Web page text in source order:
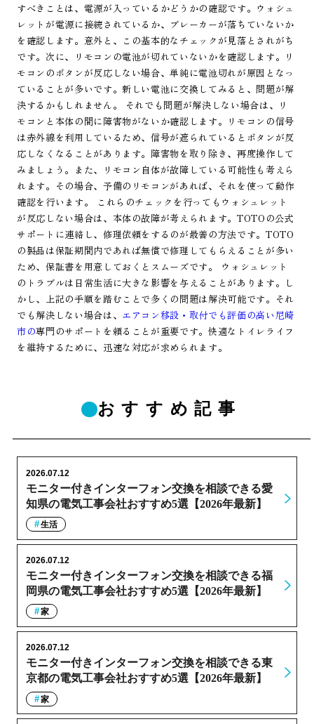
すべきことは、電源が入っているかどうかの確認です。ウォシュ
レットが電源に接続されているか、ブレーカーが落ちていないか
を確認します。意外と、この基本的なチェックが見落とされがち
です。次に、リモコンの電池が切れていないかを確認します。リ
モコンのボタンが反応しない場合、単純に電池切れが原因となっ
ていることが多いです。新しい電池に交換してみると、問題が解
決するかもしれません。 それでも問題が解決しない場合は、リ
モコンと本体の間に障害物がないか確認します。リモコンの信号
は赤外線を利用しているため、信号が遮られているとボタンが反
応しなくなることがあります。障害物を取り除き、再度操作して
みましょう。また、リモコン自体が故障している可能性も考えら
れます。その場合、予備のリモコンがあれば、それを使って動作
確認を行います。 これらのチェックを行ってもウォシュレット
が反応しない場合は、本体の故障が考えられます。TOTOの公式
サポートに連絡し、修理依頼をするのが最善の方法です。TOTO
の製品は保証期間内であれば無償で修理してもらえることが多い
ため、保証書を用意しておくとスムーズです。 ウォシュレット
のトラブルは日常生活に大きな影響を与えることがあります。し
かし、上記の手順を踏むことで多くの問題は解決可能です。それ
でも解決しない場合は、 エアコン移設・取付でも評価の高い尼崎
市の専門のサポートを頼ることが重要です。快適なトイレライフ
を維持するために、迅速な対応が求められます。
おすすめ記事
モニター付きインターフォン交換を相談できる愛
知県の電気工事会社おすすめ5選【2026年最新】
2026.07.12
生活
モニター付きインターフォン交換を相談できる福
岡県の電気工事会社おすすめ5選【2026年最新】
2026.07.12
家
モニター付きインターフォン交換を相談できる東
京都の電気工事会社おすすめ5選【2026年最新】
2026.07.12
家